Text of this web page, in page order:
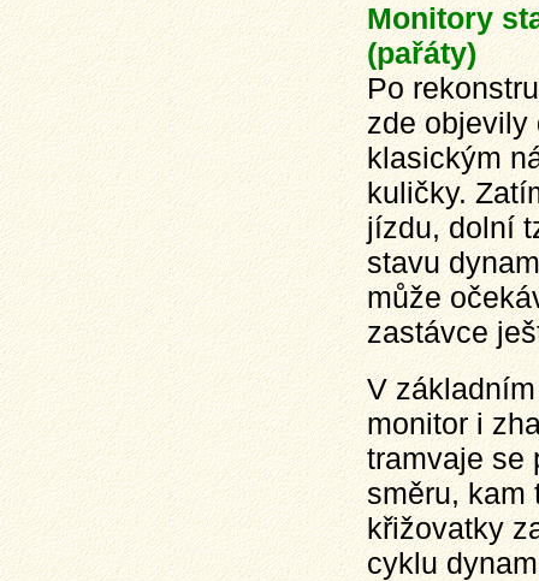
Monitory
(pařáty)
Po
zde objevily
klasickým
kuličky.
jízdu, dolní
stavu
může
zastávce
V
monitor i
tramvaje se
směru, kam
křižovatky
cyklu